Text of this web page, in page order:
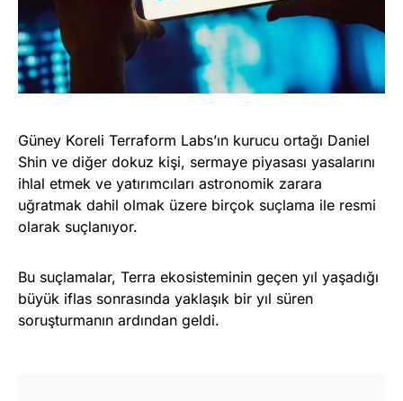
Güney Koreli Terraform Labs’ın kurucu ortağı Daniel
Shin ve diğer dokuz kişi, sermaye piyasası yasalarını
ihlal etmek ve yatırımcıları astronomik zarara
uğratmak dahil olmak üzere birçok suçlama ile resmi
olarak suçlanıyor.
Bu suçlamalar, Terra ekosisteminin geçen yıl yaşadığı
büyük iflas sonrasında yaklaşık bir yıl süren
soruşturmanın ardından geldi.